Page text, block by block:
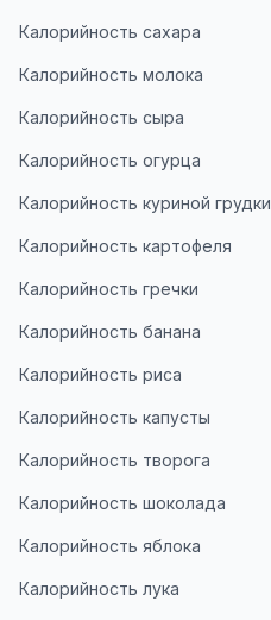
Калорийность сахара
Калорийность молока
Калорийность сыра
Калорийность огурца
Калорийность куриной грудки
Калорийность картофеля
Калорийность гречки
Калорийность банана
Калорийность риса
Калорийность капусты
Калорийность творога
Калорийность шоколада
Калорийность яблока
Калорийность лука